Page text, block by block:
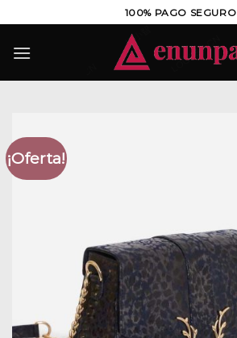
al
contenido
100% PAGO SEGURO
¡Oferta!